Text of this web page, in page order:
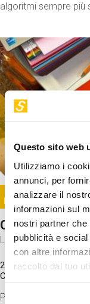
Questo sito web
Utilizziamo i
annunci, per
analizzare il
informazioni sul
nostri partner che
pubblicità e
con altre
raccolto dal tuo
Selezione
algoritmi sempre più
Image
Come
Laboratorio
20 Set 2026 / 11:15 -
Costo
Proveremo a